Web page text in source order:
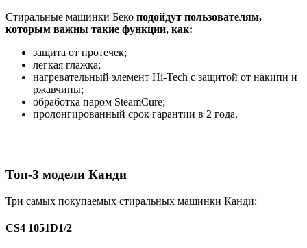
Стиральные машинки Беко подойдут пользователям,
которым важны такие функции, как:
защита от протечек;
легкая глажка;
нагревательный элемент Hi-Tech с защитой от накипи и
ржавчины;
обработка паром SteamCure;
пролонгированный срок гарантии в 2 года.
Топ-3 модели Канди
Три самых покупаемых стиральных машинки Канди:
CS4 1051D1/2